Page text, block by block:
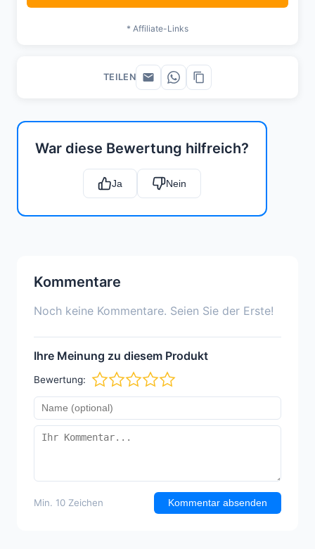
War diese Bewertung hilfreich?
Ja Nein
Kommentare
Noch keine Kommentare. Seien Sie der Erste!
Ihre Meinung zu diesem Produkt
Bewertung:
Min. 10 Zeichen Kommentar absenden
* Affiliate-Links
TEILEN